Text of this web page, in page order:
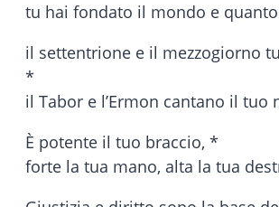
tu hai fondato il mondo e
il settentrione e il mezzogiorno
*
il Tabor e l’Ermon cantano il tuo
È potente il tuo braccio, *
forte la tua mano, alta la tua